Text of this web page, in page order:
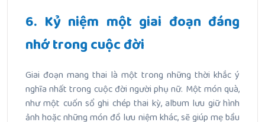
6. Kỷ niệm một giai đoạn đáng
nhớ trong cuộc đời
Giai đoạn mang thai là một trong những thời khắc ý
nghĩa nhất trong cuộc đời người phụ nữ. Một món quà,
như một cuốn sổ ghi chép thai kỳ, album lưu giữ hình
ảnh hoặc những món đồ lưu niệm khác, sẽ giúp mẹ bầu